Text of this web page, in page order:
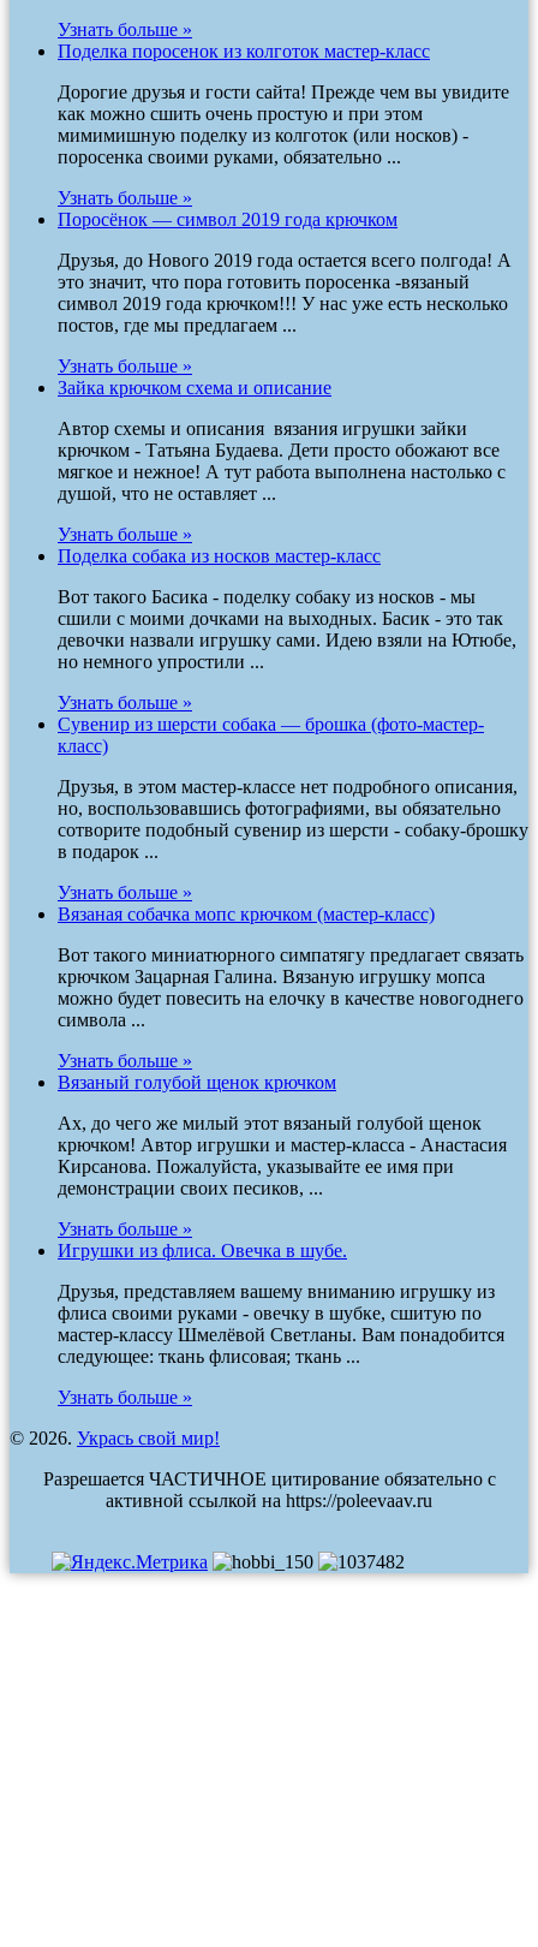
Узнать больше »
Поделка поросенок из колготок мастер-класс
Дорогие друзья и гости сайта! Прежде чем вы увидите
как можно сшить очень простую и при этом
мимимишную поделку из колготок (или носков) -
поросенка своими руками, обязательно ...
Узнать больше »
Поросёнок — символ 2019 года крючком
Друзья, до Нового 2019 года остается всего полгода! А
это значит, что пора готовить поросенка -вязаный
символ 2019 года крючком!!! У нас уже есть несколько
постов, где мы предлагаем ...
Узнать больше »
Зайка крючком схема и описание
Автор схемы и описания вязания игрушки зайки
крючком - Татьяна Будаева. Дети просто обожают все
мягкое и нежное! А тут работа выполнена настолько с
душой, что не оставляет ...
Узнать больше »
Поделка собака из носков мастер-класс
Вот такого Басика - поделку собаку из носков - мы
сшили с моими дочками на выходных. Басик - это так
девочки назвали игрушку сами. Идею взяли на Ютюбе,
но немного упростили ...
Узнать больше »
Сувенир из шерсти собака — брошка (фото-мастер-
класс)
Друзья, в этом мастер-классе нет подробного описания,
но, воспользовавшись фотографиями, вы обязательно
сотворите подобный сувенир из шерсти - собаку-брошку
в подарок ...
Узнать больше »
Вязаная собачка мопс крючком (мастер-класс)
Вот такого миниатюрного симпатягу предлагает связать
крючком Зацарная Галина. Вязаную игрушку мопса
можно будет повесить на елочку в качестве новогоднего
символа ...
Узнать больше »
Вязаный голубой щенок крючком
Ах, до чего же милый этот вязаный голубой щенок
крючком! Автор игрушки и мастер-класса - Анастасия
Кирсанова. Пожалуйста, указывайте ее имя при
демонстрации своих песиков, ...
Узнать больше »
Игрушки из флиса. Овечка в шубе.
Друзья, представляем вашему вниманию игрушку из
флиса своими руками - овечку в шубке, сшитую по
мастер-классу Шмелёвой Светланы. Вам понадобится
следующее: ткань флисовая; ткань ...
Узнать больше »
© 2026. Укрась свой мир!
Разрешается ЧАСТИЧНОЕ цитирование обязательно с
активной ссылкой на https://poleevaav.ru